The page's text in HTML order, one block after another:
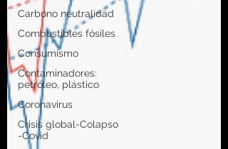
Carbono neutralidad
Combustibles fósiles
Consumismo
Contaminadores:
petróleo, plástico
Coronavirus
Crisis global-Colapso
-Covid